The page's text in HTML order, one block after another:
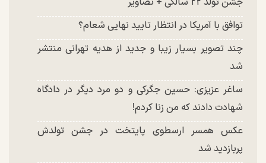
توافق با آمریکا در انتظار تایید نهایی شعام؟
چند تصویر بسیار زیبا و جدید از هدیه تهرانی منتشر
شد
ساغر عزیزی: حسین جگرکی و دو مرد دیگر در دادگاه
شهادت دادند که من زنا کردم!
عکس همسر ارسطوی پایتخت در جشن تولدش
پربازدید شد